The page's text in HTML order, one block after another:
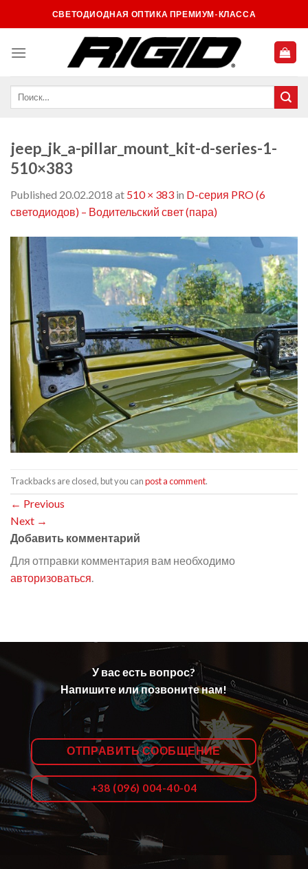
to
СВЕТОДИОДНАЯ ОПТИКА ПРЕМИУМ-КЛАССА
jeep_jk_a-pillar_mount_kit-d-series-1-
510×383
Published 20.02.2018 at 510 × 383 in D-серия PRO (6
светодиодов) – Водительский свет (пара)
Trackbacks are closed, but you canpost a comment.
← Previous
Next →
Добавить комментарий
Для отправки комментария вам необходимо
авторизоваться.
У вас есть вопрос?
Напишите или позвоните нам!
ОТПРАВИТЬ СООБЩЕНИЕ
+38 (096) 004-40-04